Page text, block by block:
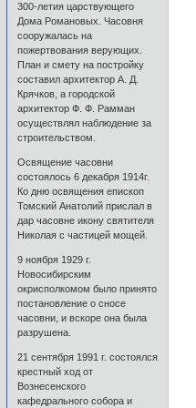
300-летия царствующего
Дома Романовых. Часовня
сооружалась на
пожертвования верующих.
План и смету на постройку
составил архитектор А. Д.
Крячков, а городской
архитектор Ф. Ф. Рамман
осуществлял наблюдение за
строительством.
Освящение часовни
состоялось 6 декабря 1914г.
Ко дню освящения епископ
Томский Анатолий прислал в
дар часовне икону святителя
Николая с частицей мощей.
9 ноября 1929 г.
Новосибирским
окрисполкомом было принято
постановление о сносе
часовни, и вскоре она была
разрушена.
21 сентября 1991 г. состоялся
крестный ход от
Вознесенского
кафедрального собора и